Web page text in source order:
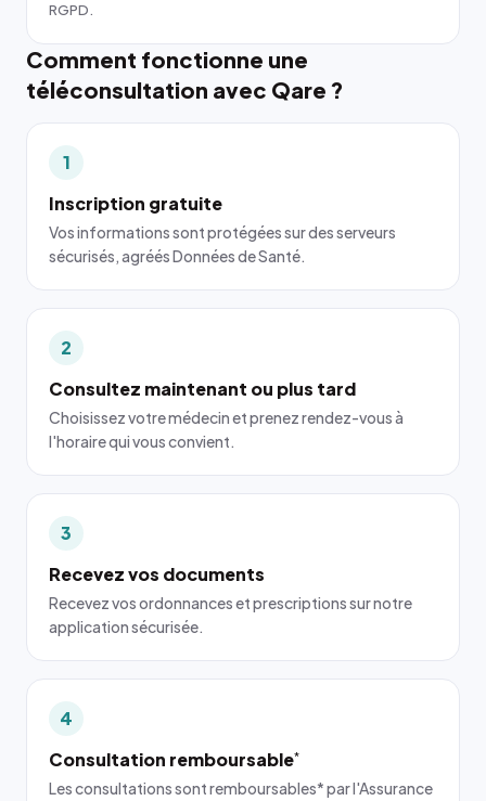
RGPD.
Comment fonctionne une
téléconsultation avec Qare ?
1
Inscription gratuite
Vos informations sont protégées sur des serveurs
sécurisés, agréés Données de Santé.
2
Consultez maintenant ou plus tard
Choisissez votre médecin et prenez rendez-vous à
l'horaire qui vous convient.
3
Recevez vos documents
Recevez vos ordonnances et prescriptions sur notre
application sécurisée.
4
Consultation remboursable*
Les consultations sont remboursables* par l'Assurance